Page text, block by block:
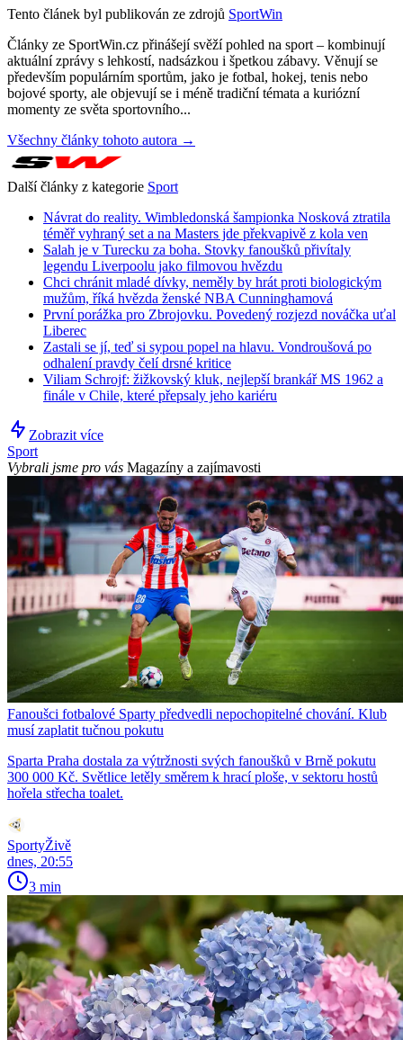
Tento článek byl publikován ze zdrojů SportWin
Články ze SportWin.cz přinášejí svěží pohled na sport – kombinují
aktuální zprávy s lehkostí, nadsázkou i špetkou zábavy. Věnují se
především populárním sportům, jako je fotbal, hokej, tenis nebo
bojové sporty, ale objevují se i méně tradiční témata a kuriózní
momenty ze světa sportovního...
Všechny články tohoto autora →
Další články z kategorie Sport
Návrat do reality. Wimbledonská šampionka Nosková ztratila
téměř vyhraný set a na Masters jde překvapivě z kola ven
Salah je v Turecku za boha. Stovky fanoušků přivítaly
legendu Liverpoolu jako filmovou hvězdu
Chci chránit mladé dívky, neměly by hrát proti biologickým
mužům, říká hvězda ženské NBA Cunninghamová
První porážka pro Zbrojovku. Povedený rozjezd nováčka uťal
Liberec
Zastali se jí, teď si sypou popel na hlavu. Vondroušová po
odhalení pravdy čelí drsné kritice
Viliam Schrojf: žižkovský kluk, nejlepší brankář MS 1962 a
finále v Chile, které přepsaly jeho kariéru
Zobrazit více
Sport
Vybrali jsme pro vás Magazíny a zajímavosti
Fanoušci fotbalové Sparty předvedli nepochopitelné chování. Klub
musí zaplatit tučnou pokutu
Sparta Praha dostala za výtržnosti svých fanoušků v Brně pokutu
300 000 Kč. Světlice letěly směrem k hrací ploše, v sektoru hostů
hořela střecha toalet.
SportyŽivě
dnes, 20:55
3 min